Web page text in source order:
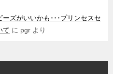
ズがいいかも･･･プリンセスセ
て に pgr より